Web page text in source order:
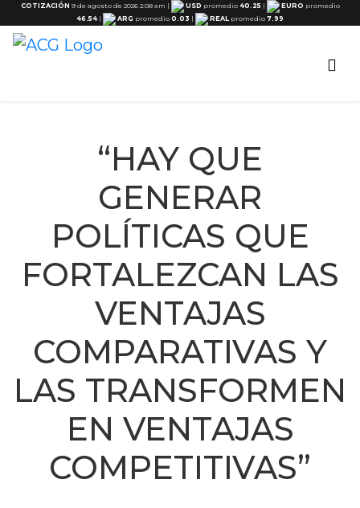
COTIZACIÓN 9 de agosto de 2026 2:08 am | USD promedio 40.25 | EURO promedio
46.54 | ARG promedio 0.03 | REAL promedio 7.99
“HAY QUE
GENERAR
POLÍTICAS QUE
FORTALEZCAN LAS
VENTAJAS
COMPARATIVAS Y
LAS TRANSFORMEN
EN VENTAJAS
COMPETITIVAS”